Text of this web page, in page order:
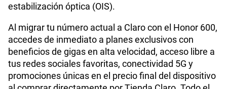
estabilización óptica (OIS).
Al migrar tu número actual a Claro con el Honor 600,
accedes de inmediato a planes exclusivos con
beneficios de gigas en alta velocidad, acceso libre a
tus redes sociales favoritas, conectividad 5G y
promociones únicas en el precio final del dispositivo